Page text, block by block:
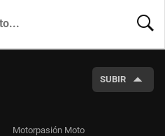
SUBIR
Motorpasión Moto